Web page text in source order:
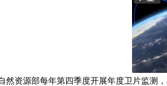
资源部每年第四季度开展年度卫片监